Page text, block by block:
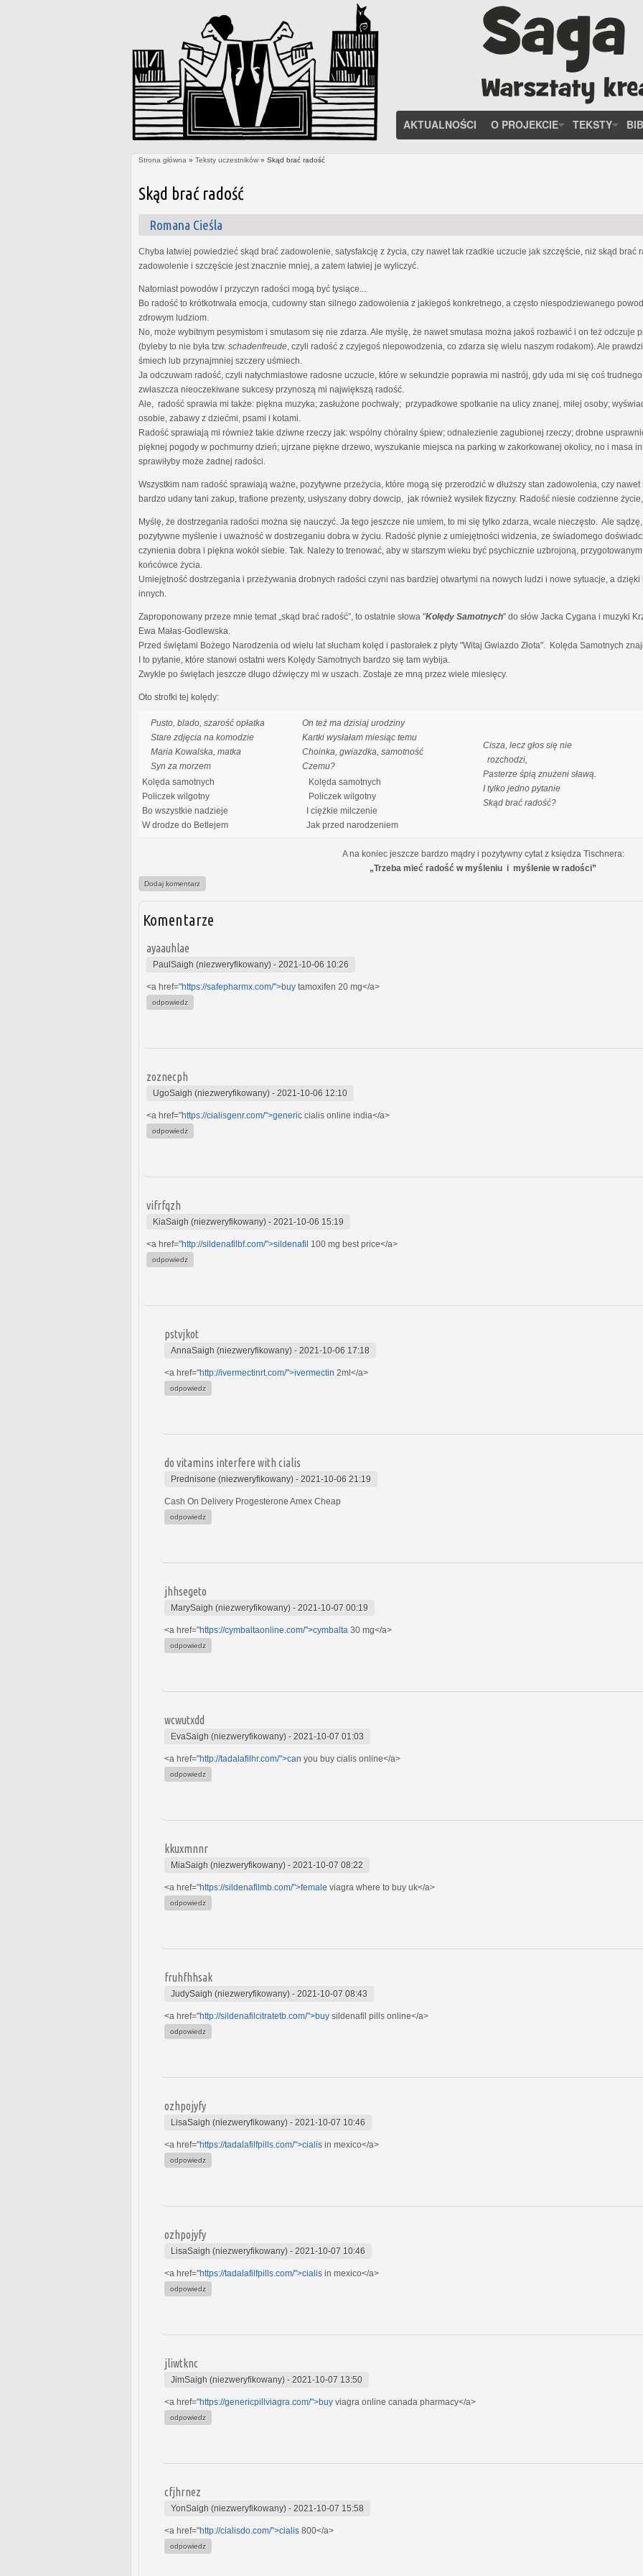
AKTUALNOŚCI O PROJEKCIE TEKSTY
Strona główna » Teksty uczestników » Skąd brać radość
Skąd brać radość
Romana Cieśla
Chyba łatwiej powiedzieć skąd brać zadowolenie, satysfakcję z życia, czy nawet tak rzadkie uczucie jak szczęście, niż skąd brać
zadowolenie i szczęście jest znacznie mniej, a zatem łatwiej je wyliczyć.
Natomiast powodów i przyczyn radości mogą być tysiące...
Bo radość to krótkotrwała emocja, cudowny stan silnego zadowolenia z jakiegoś konkretnego, a często niespodziewanego
zdrowym ludziom.
No, może wybitnym pesymistom i smutasom się nie zdarza. Ale myślę, że nawet smutasa można jakoś rozbawić i on też odczuje
(byleby to nie była tzw. schadenfreude , czyli radość z czyjegoś niepowodzenia, co zdarza się wielu naszym rodakom). Ale
śmiech lub przynajmniej szczery uśmiech.
Ja odczuwam radość, czyli natychmiastowe radosne uczucie, które w sekundzie poprawia mi nastrój, gdy uda mi się coś
zwłaszcza nieoczekiwane sukcesy przynoszą mi największą radość.
Ale, radość sprawia mi także: piękna muzyka; zasłużone pochwały; przypadkowe spotkanie na ulicy znanej, miłej osoby;
osobie, zabawy z dziećmi, psami i kotami.
Radość sprawiają mi również takie dziwne rzeczy jak: wspólny chóralny śpiew; odnalezienie zagubionej rzeczy; drobne
pięknej pogody w pochmurny dzień; ujrzane piękne drzewo, wyszukanie miejsca na parking w zakorkowanej okolicy, no i masa
sprawiłyby może żadnej radości.
Wszystkim nam radość sprawiają ważne, pozytywne przeżycia, które mogą się przerodzić w dłuższy stan zadowolenia, czy
bardzo udany tani zakup, trafione prezenty, usłyszany dobry dowcip, jak również wysiłek fizyczny. Radość niesie codzienne
Myślę, że dostrzegania radości można się nauczyć. Ja tego jeszcze nie umiem, to mi się tylko zdarza, wcale nieczęsto. Ale
pozytywne myślenie i uważność w dostrzeganiu dobra w życiu. Radość płynie z umiejętności widzenia, ze świadomego
czynienia dobra i piękna wokół siebie. Tak. Należy to trenować, aby w starszym wieku być psychicznie uzbrojoną,
końcówce życia.
Umiejętność dostrzegania i przeżywania drobnych radości czyni nas bardziej otwartymi na nowych ludzi i nowe sytuacje, a
innych.
Zaproponowany przeze mnie temat „skąd brać radość”, to ostatnie słowa "Kolędy Samotnych" do słów Jacka Cygana i muzyki
Ewa Małas-Godlewska.
Przed świętami Bożego Narodzenia od wielu lat słucham kolęd i pastorałek z płyty "Witaj Gwiazdo Złota". Kolęda Samotnych
I to pytanie, które stanowi ostatni wers Kolędy Samotnych bardzo się tam wybija.
Zwykle po świętach jeszcze długo dźwięczy mi w uszach. Zostaje ze mną przez wiele miesięcy.
Oto strofki tej kolędy:
Pusto, blado, szarość opłatka
Stare zdjęcia na komodzie
Maria Kowalska, matka
Syn za morzem
Kolęda samotnych
Policzek wilgotny
Bo wszystkie nadzieje
W drodze do Betlejem
On też ma dzisiaj urodziny
Kartki wysłałam miesiąc temu
Choinka, gwiazdka, samotność
Czemu?
Kolęda samotnych
Policzek wilgotny
I ciężkie milczenie
Jak przed narodzeniem
Cisza, lecz głos się nie
rozchodzi,
Pasterze śpią znużeni sławą.
I tylko jedno pytanie
Skąd brać radość?
A na koniec jeszcze bardzo mądry i pozytywny cytat z księdza Tischnera:
„Trzeba mieć radość w myśleniu i myślenie w radości”
Dodaj komentarz
Komentarze
ayaauhlae
PaulSaigh (niezweryfikowany) - 2021-10-06 10:26
<a href="https://safepharmx.com/">buy tamoxifen 20 mg</a>
odpowiedz
zoznecph
UgoSaigh (niezweryfikowany) - 2021-10-06 12:10
<a href="https://cialisgenr.com/">generic cialis online india</a>
odpowiedz
vifrfqzh
KiaSaigh (niezweryfikowany) - 2021-10-06 15:19
<a href="http://sildenafilbf.com/">sildenafil 100 mg best price</a>
odpowiedz
pstvjkot
AnnaSaigh (niezweryfikowany) - 2021-10-06 17:18
<a href="http://ivermectinrt.com/">ivermectin 2ml</a>
odpowiedz
do vitamins interfere with cialis
Prednisone (niezweryfikowany) - 2021-10-06 21:19
Cash On Delivery Progesterone Amex Cheap
odpowiedz
jhhsegeto
MarySaigh (niezweryfikowany) - 2021-10-07 00:19
<a href="https://cymbaltaonline.com/">cymbalta 30 mg</a>
odpowiedz
wcwutxdd
EvaSaigh (niezweryfikowany) - 2021-10-07 01:03
<a href="http://tadalafilhr.com/">can you buy cialis online</a>
odpowiedz
kkuxmnnr
MiaSaigh (niezweryfikowany) - 2021-10-07 08:22
<a href="https://sildenafilmb.com/">female viagra where to buy uk</a>
odpowiedz
fruhfhhsak
JudySaigh (niezweryfikowany) - 2021-10-07 08:43
<a href="http://sildenafilcitratetb.com/">buy sildenafil pills online</a>
odpowiedz
ozhpojyfy
LisaSaigh (niezweryfikowany) - 2021-10-07 10:46
<a href="https://tadalafilfpills.com/">cialis in mexico</a>
odpowiedz
ozhpojyfy
LisaSaigh (niezweryfikowany) - 2021-10-07 10:46
<a href="https://tadalafilfpills.com/">cialis in mexico</a>
odpowiedz
jliwtknc
JimSaigh (niezweryfikowany) - 2021-10-07 13:50
<a href="https://genericpillviagra.com/">buy viagra online canada pharmacy</a>
odpowiedz
cfjhrnez
YonSaigh (niezweryfikowany) - 2021-10-07 15:58
<a href="http://cialisdo.com/">cialis 800</a>
odpowiedz